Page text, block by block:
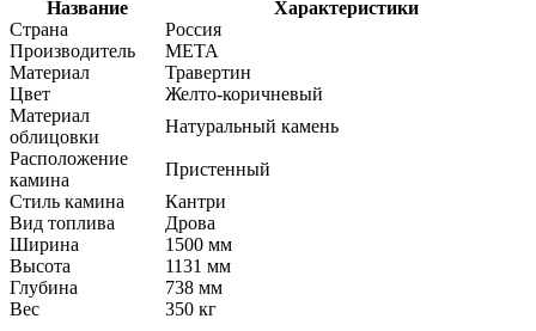
Название
Характеристики
Страна
Россия
Производитель
МЕТА
Материал
Травертин
Цвет
Желто-коричневый
Материал
облицовки
Натуральный камень
Расположение
камина
Пристенный
Стиль камина
Кантри
Вид топлива
Дрова
Ширина
1500 мм
Высота
1131 мм
Глубина
738 мм
Вес
350 кг